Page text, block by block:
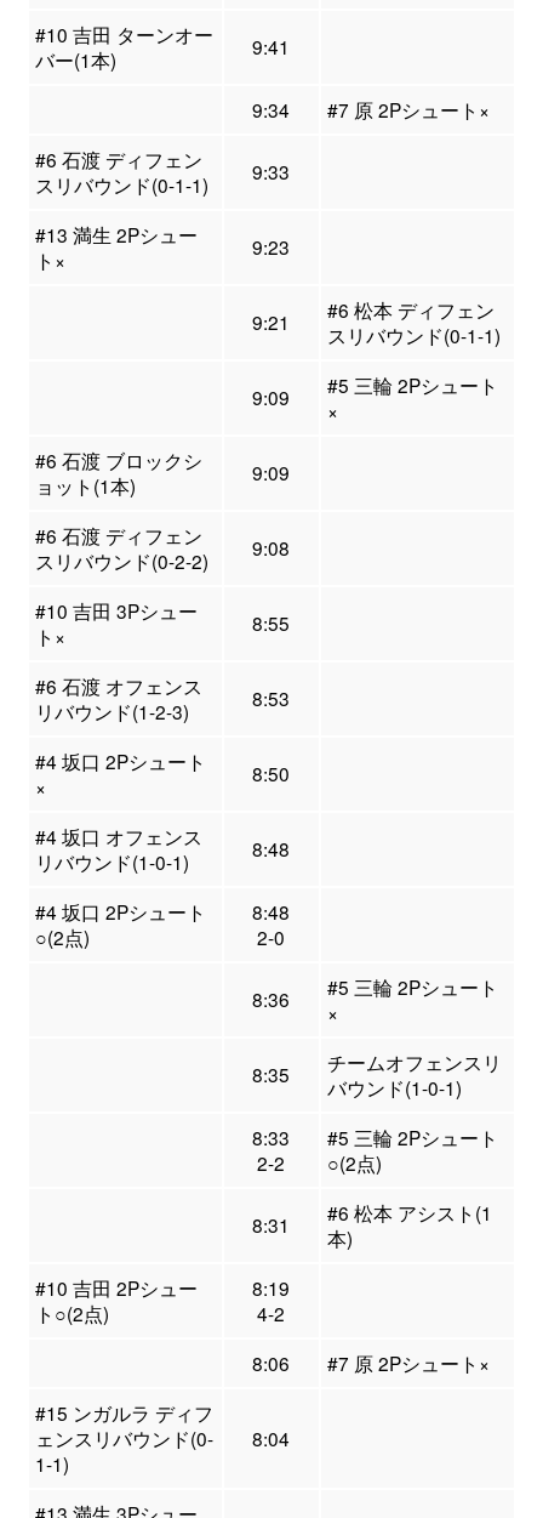
#10 吉田 ターンオー
バー(1本)
9:41
9:34
#7 原 2Pシュート×
#6 石渡 ディフェン
スリバウンド(0-1-1)
9:33
#13 満生 2Pシュー
ト×
9:23
9:21
#6 松本 ディフェン
スリバウンド(0-1-1)
9:09
#5 三輪 2Pシュート
×
#6 石渡 ブロックシ
ョット(1本)
9:09
#6 石渡 ディフェン
スリバウンド(0-2-2)
9:08
#10 吉田 3Pシュー
ト×
8:55
#6 石渡 オフェンス
リバウンド(1-2-3)
8:53
#4 坂口 2Pシュート
×
8:50
#4 坂口 オフェンス
リバウンド(1-0-1)
8:48
#4 坂口 2Pシュート
○(2点)
8:48
2-0
8:36
#5 三輪 2Pシュート
×
8:35
チームオフェンスリ
バウンド(1-0-1)
8:33
2-2
#5 三輪 2Pシュート
○(2点)
8:31
#6 松本 アシスト(1
本)
#10 吉田 2Pシュー
ト○(2点)
8:19
4-2
8:06
#7 原 2Pシュート×
#15 ンガルラ ディフ
ェンスリバウンド(0-
1-1)
8:04